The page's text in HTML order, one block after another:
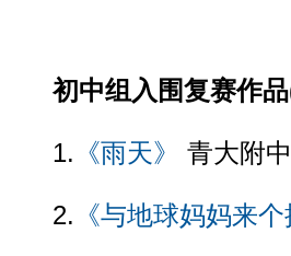
初中组入围复赛作
1. 《雨天》 青大附
2. 《与地球妈妈来个